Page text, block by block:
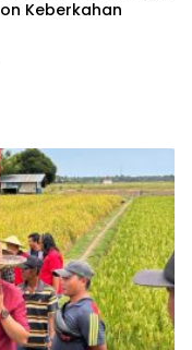
Keberkahan